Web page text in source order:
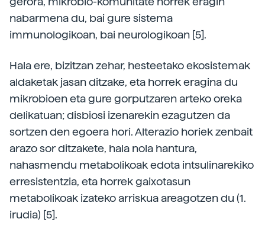
nabarmena du, bai gure sistema
immunologikoan, bai neurologikoan [5].
Hala ere, bizitzan zehar, hesteetako ekosistemak
aldaketak jasan ditzake, eta horrek eragina du
mikrobioen eta gure gorputzaren arteko oreka
delikatuan; disbiosi izenarekin ezagutzen da
sortzen den egoera hori. Alterazio horiek zenbait
arazo sor ditzakete, hala nola hantura,
nahasmendu metabolikoak edota intsulinarekiko
erresistentzia, eta horrek gaixotasun
metabolikoak izateko arriskua areagotzen du (1.
irudia) [5].